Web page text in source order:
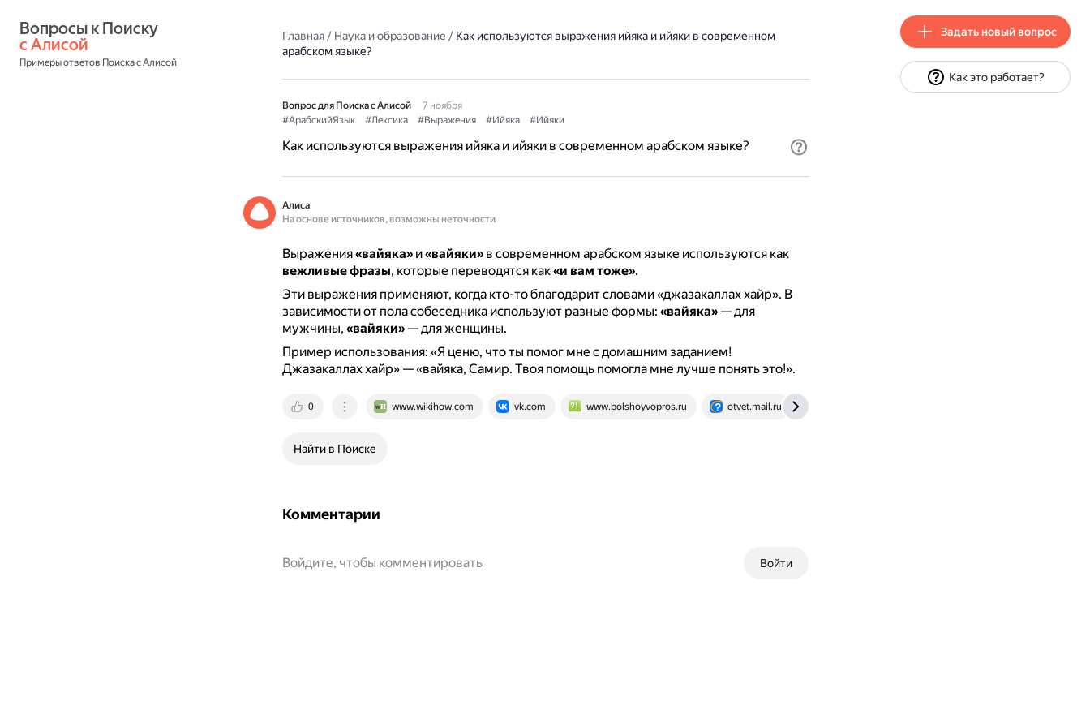
с Алисой
Примеры ответов Поиска с Алисой
Главная/ Наука и образование / Как используются выражения ийяка и ийяки в современном
арабском языке?
Вопрос для Поиска с Алисой
7 ноября
#АрабскийЯзык
#Лексика #Выражения #Ийяка #Ийяки
Как используются выражения ийяка и ийяки в современном арабском языке?
Алиса
На основе источников, возможны неточности
Выражения«вайяка»и«вайяки»в современном арабском языке используются как
вежливые фразы, которые переводятся как«и вам тоже».
Эти выражения применяют, когда кто-то благодарит словами «джазакаллах хайр». В
зависимости от пола собеседника используют разные формы: «вайяка»— для
мужчины, «вайяки»— для женщины.
Пример использования: «Я ценю, что ты помог мне с домашним заданием!
Джазакаллах хайр» — «вайяка, Самир. Твоя помощь помогла мне лучше понять это!».
0 www.wikihow.com vk.com www.bolshoyvopros.ru otvet.mail.ru
Найти в Поиске
Комментарии
Войти
Войдите, чтобы комментировать
Задать новый вопрос
Как это работает?